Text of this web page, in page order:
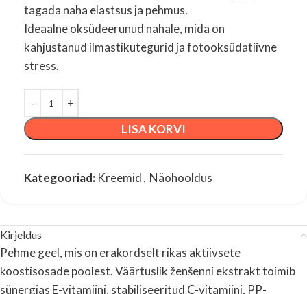
tagada naha elastsus ja pehmus.
Ideaalne oksüdeerunud nahale, mida on
kahjustanud ilmastikutegurid ja fotooksüdatiivne
stress.
LISA KORVI
Kategooriad: Kreemid, Näohooldus
Kirjeldus
Pehme geel, mis on erakordselt rikas aktiivsete
koostisosade poolest. Väärtuslik ženšenni ekstrakt toimib
sünergias E-vitamiini, stabiliseeritud C-vitamiini, PP-